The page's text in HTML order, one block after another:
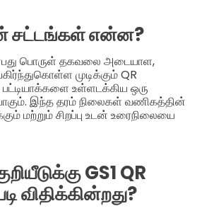
சட்டங்கள் என்ன?
பொருள் தகவலை அடையாள,
முடிக்கும் QR
பட்டியாக்களை உள்ளடக்கிய ஒரு
இந்த தரம் நிலைகள் வணிகத்தின்
மற்றும் சிறப்பு உடன் உரைநிலையை
GS1 QR
விதிக்கின்றது?